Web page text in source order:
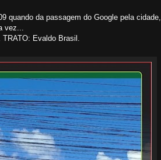
quando da passagem do Google pela cidade,
vez...
TRATO: Evaldo Brasil.